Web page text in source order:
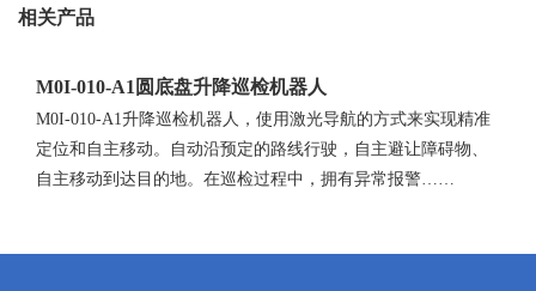
相关产品
M0I-010-A1圆底盘升降巡检机器人
M0I-010-A1升降巡检机器人，使用激光导航的方式来实现精准
定位和自主移动。自动沿预定的路线行驶，自主避让障碍物、
自主移动到达目的地。在巡检过程中，拥有异常报警……